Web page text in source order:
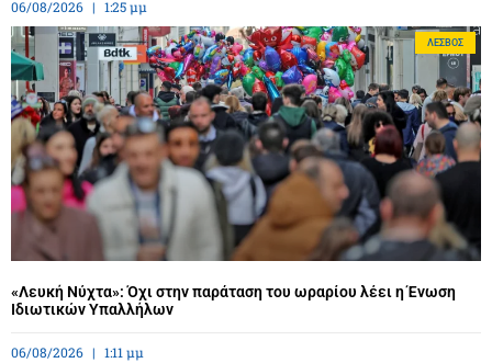
06/08/2026 1:25 μμ
ΛΈΣΒΟΣ
«Λευκή Νύχτα»: Όχι στην παράταση του ωραρίου λέει η Ένωση
Ιδιωτικών Υπαλλήλων
06/08/2026 1:11 μμ